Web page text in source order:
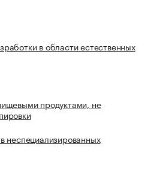
в области естественных
продуктами, не
неспециализированных